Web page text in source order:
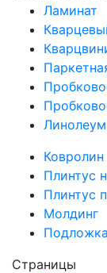
Ламинат
Линолеум
Ковролин
Плинтус
Плинтус
Молдинг
Страницы